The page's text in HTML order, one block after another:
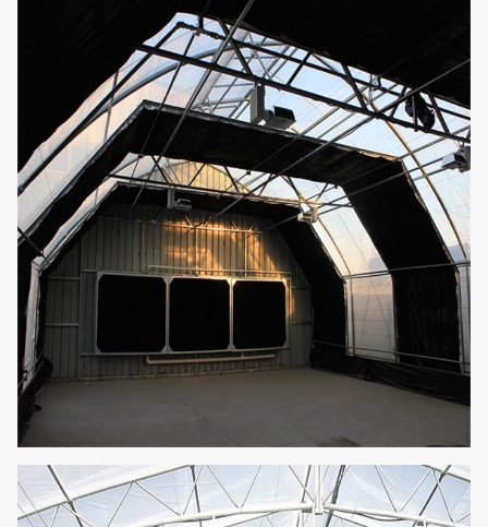
Micro-sproeier systeem
worden aangepast
Vul licht in
Gemakkelijk
auto lichte serre van
11 Zaailingsbed Beweegbaar het
12 Hydrocultuur
Het kan worden
gebruikt, geen
voedingsmiddelen
voegen, geschikt en
betaalbaar.